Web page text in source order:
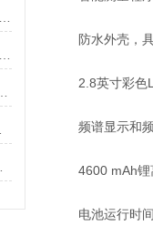
防水外壳，具
2.8英寸彩色
频谱显示和频
4600 mAh锂
电池运行时间